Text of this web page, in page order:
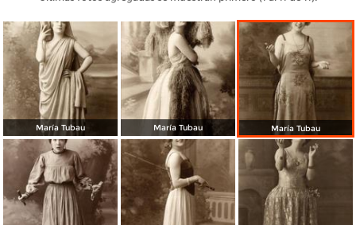
María Tubau María Tubau María Tubau